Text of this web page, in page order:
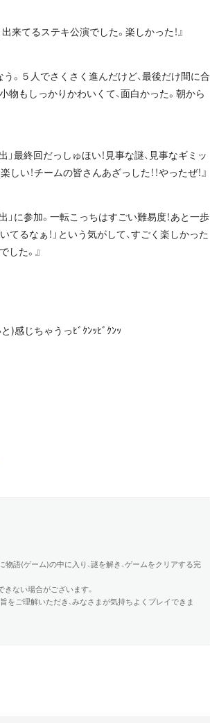
来てるステキ公演でした。楽しかった！』
う。５人でさくさく進んだけど、最後だけ間に合
物もしっかりかわいくて、面白かった。朝から
最終回だっしゅほい！見事な謎、見事なギミッ
い！チームの皆さんあざっした！！やったぜ！』
」に参加。一転こっちはすごい難易度！あと一歩
てるなぁ！」という気がして、すごく楽しかった
た。』
)感じちゃうっﾋﾞｸﾝｯﾋﾞｸﾝｯ
語(ゲーム)の中に入り、謎を解き、ゲームをクリアする完
ない場合がございます。
をご理解いただき、みなさまが気持ちよくプレイできま